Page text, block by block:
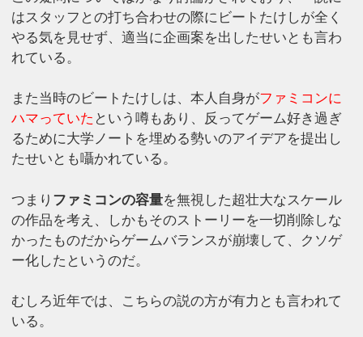
はスタッフとの打ち合わせの際にビートたけしが全く
やる気を見せず、適当に企画案を出したせいとも言わ
れている。
また当時のビートたけしは、本人自身がファミコンに
ハマっていた という噂もあり、反ってゲーム好き過ぎ
るために大学ノートを埋める勢いのアイデアを提出し
たせいとも囁かれている。
つまり ファミコンの容量を無視した超壮大なスケール
の作品を考え、しかもそのストーリーを一切削除しな
かったものだからゲームバランスが崩壊して、クソゲ
ー化したというのだ。
むしろ近年では、こちらの説の方が有力とも言われて
いる。